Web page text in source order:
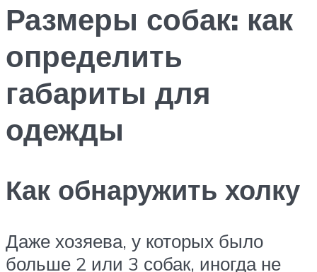
Размеры собак: как
определить
габариты для
одежды
Как обнаружить холку
Даже хозяева, у которых было
больше 2 или 3 собак, иногда не